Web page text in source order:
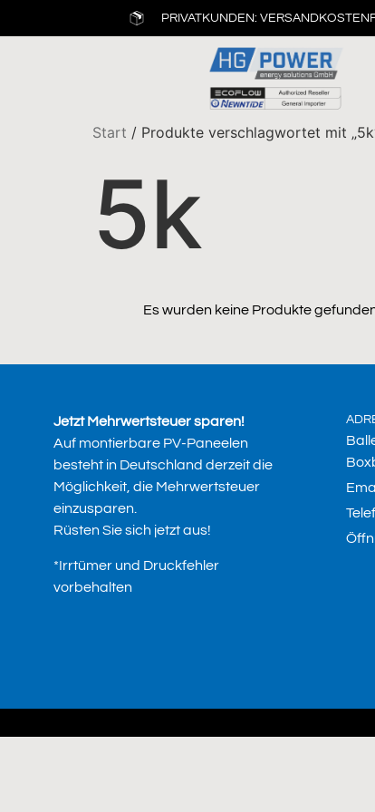
PRIVATKUNDEN:
Start / Produkte verschlagwortet mit
5k
Es wurden keine Produkte
Jetzt Mehrwertsteuer sparen!
Auf montierbare PV-Paneelen
besteht in Deutschland derzeit die
Möglichkeit, die Mehrwertsteuer
einzusparen.
Rüsten Sie sich jetzt aus!
*Irrtümer und Druckfehler
vorbehalten